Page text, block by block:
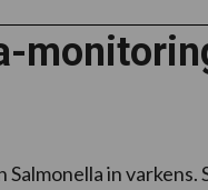
in varkens.